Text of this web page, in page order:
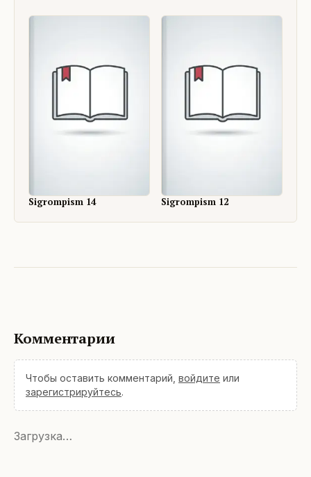
Sigrompism 14 Sigrompism 12
Комментарии
Чтобы оставить комментарий, войдите или
зарегистрируйтесь.
Загрузка…